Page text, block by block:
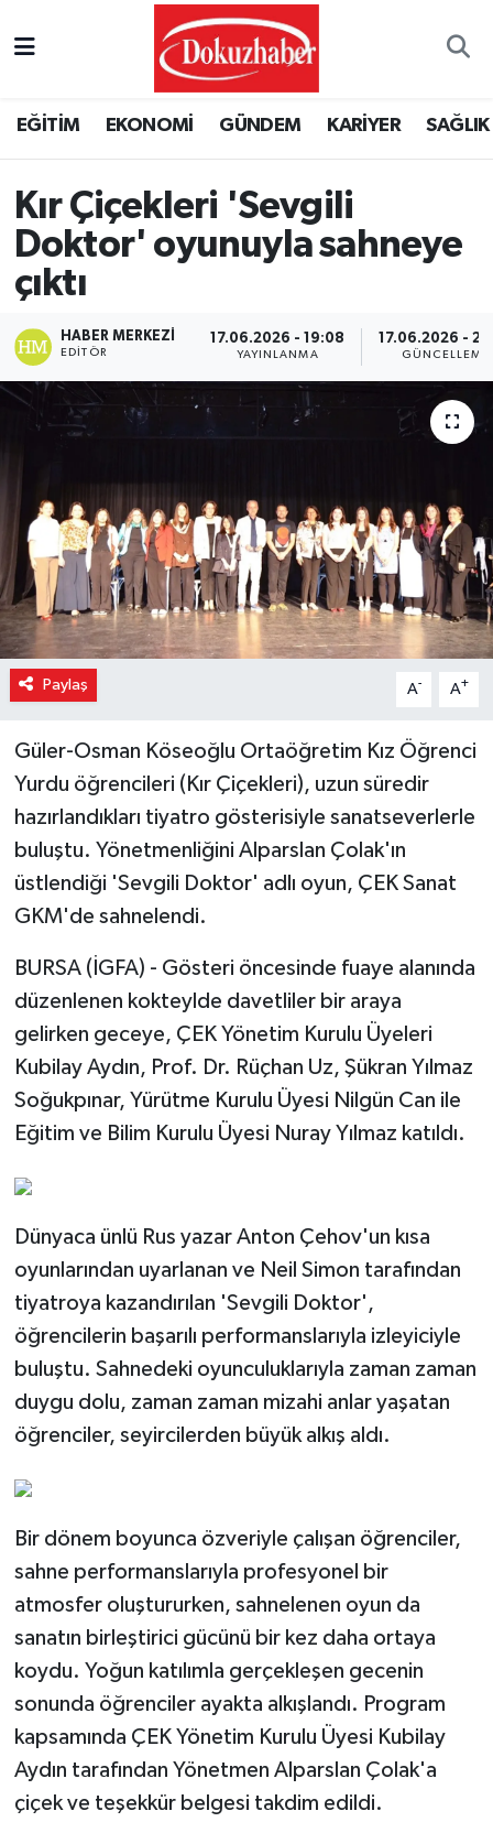
EĞİTİM EKONOMİ GÜNDEM KARİYER SAĞLIK
Kır Çiçekleri 'Sevgili
Doktor' oyunuyla sahneye
çıktı
HABER MERKEZI
EDITÖR
17.06.2026 - 19:08
YAYINLANMA
17.06.2026 -
GÜNCELLEME
Paylaş A- A+
Güler-Osman Köseoğlu Ortaöğretim Kız Öğrenci
Yurdu öğrencileri (Kır Çiçekleri), uzun süredir
hazırlandıkları tiyatro gösterisiyle sanatseverlerle
buluştu. Yönetmenliğini Alparslan Çolak'ın
üstlendiği 'Sevgili Doktor' adlı oyun, ÇEK Sanat
GKM'de sahnelendi.
BURSA (İGFA) - Gösteri öncesinde fuaye alanında
düzenlenen kokteylde davetliler bir araya
gelirken geceye, ÇEK Yönetim Kurulu Üyeleri
Kubilay Aydın, Prof. Dr. Rüçhan Uz, Şükran Yılmaz
Soğukpınar, Yürütme Kurulu Üyesi Nilgün Can ile
Eğitim ve Bilim Kurulu Üyesi Nuray Yılmaz katıldı.
Dünyaca ünlü Rus yazar Anton Çehov'un kısa
oyunlarından uyarlanan ve Neil Simon tarafından
tiyatroya kazandırılan 'Sevgili Doktor',
öğrencilerin başarılı performanslarıyla izleyiciyle
buluştu. Sahnedeki oyunculuklarıyla zaman zaman
duygu dolu, zaman zaman mizahi anlar yaşatan
öğrenciler, seyircilerden büyük alkış aldı.
Bir dönem boyunca özveriyle çalışan öğrenciler,
sahne performanslarıyla profesyonel bir
atmosfer oluştururken, sahnelenen oyun da
sanatın birleştirici gücünü bir kez daha ortaya
koydu. Yoğun katılımla gerçekleşen gecenin
sonunda öğrenciler ayakta alkışlandı. Program
kapsamında ÇEK Yönetim Kurulu Üyesi Kubilay
Aydın tarafından Yönetmen Alparslan Çolak'a
çiçek ve teşekkür belgesi takdim edildi.
Puan Durumu ve Fikstür
Tüm Manşetler